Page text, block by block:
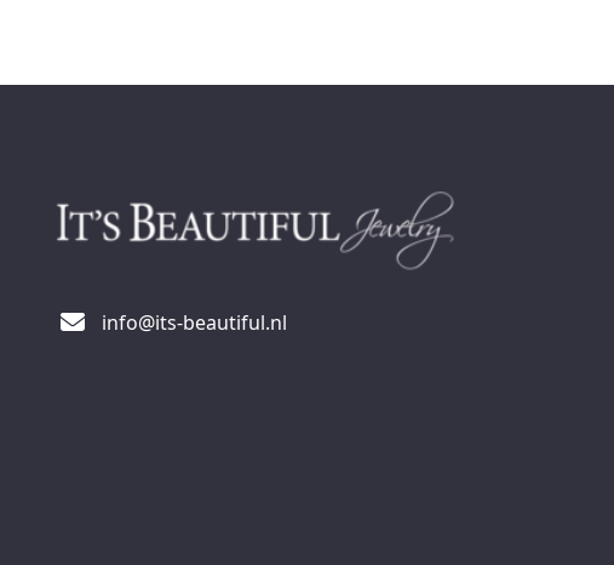
info@its-beautiful.nl